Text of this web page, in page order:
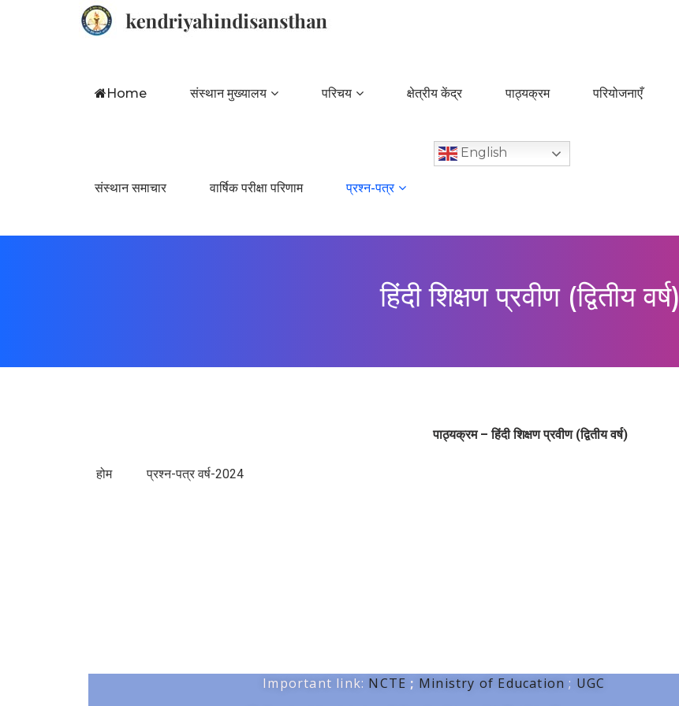
Home संस्थान मुख्यालय परिचय क्षेत्रीय केंद्र पाठ्यक्रम परियोजनाएँ
संस्थान समाचार वार्षिक परीक्षा परिणाम प्रश्न-पत्र
English
हिंदी शिक्षण प्रवीण (द्वितीय वर्ष)
पाठ्यक्रम – हिंदी शिक्षण प्रवीण (द्वितीय वर्ष)
होम प्रश्न-पत्र वर्ष-2024
Important link: NCTE ; Ministry of Education ; UGC